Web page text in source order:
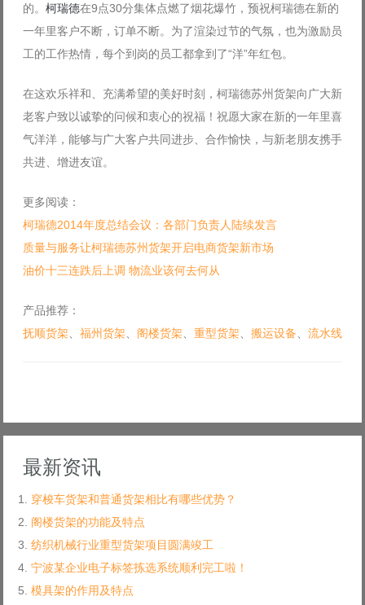
的。 柯瑞德在9点30分集体点燃了烟花爆竹，预祝柯瑞德在新的
一年里客户不断，订单不断。为了渲染过节的气氛，也为激励员
工的工作热情，每个到岗的员工都拿到了“洋”年红包。
在这欢乐祥和、充满希望的美好时刻，柯瑞德苏州货架向广大新
老客户致以诚挚的问候和衷心的祝福！祝愿大家在新的一年里喜
气洋洋，能够与广大客户共同进步、合作愉快，与新老朋友携手
共进、增进友谊。
更多阅读：
柯瑞德2014年度总结会议：各部门负责人陆续发言
质量与服务让柯瑞德苏州货架开启电商货架新市场
油价十三连跌后上调 物流业该何去何从
产品推荐：
抚顺货架
福州货架 阁楼货架 重型货架 搬运设备 流水线
最新资讯
穿梭车货架和普通货架相比有哪些优势？
阁楼货架的功能及特点
纺织机械行业重型货架项目圆满竣工
宁波某企业电子标签拣选系统顺利完工啦！
模具架的作用及特点